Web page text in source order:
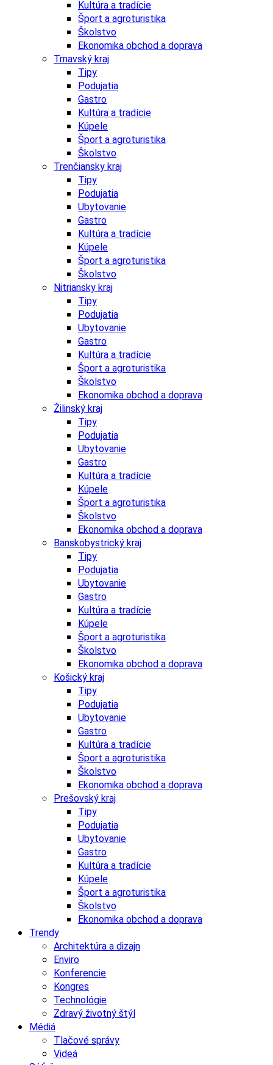
Kultúra a tradície
Šport a agroturistika
Školstvo
Ekonomika obchod a doprava
Trnavský kraj
Tipy
Podujatia
Gastro
Kultúra a tradície
Kúpele
Šport a agroturistika
Školstvo
Trenčiansky kraj
Tipy
Podujatia
Ubytovanie
Gastro
Kultúra a tradície
Kúpele
Šport a agroturistika
Školstvo
Nitriansky kraj
Tipy
Podujatia
Ubytovanie
Gastro
Kultúra a tradície
Šport a agroturistika
Školstvo
Ekonomika obchod a doprava
Žilinský kraj
Tipy
Podujatia
Ubytovanie
Gastro
Kultúra a tradície
Kúpele
Šport a agroturistika
Školstvo
Ekonomika obchod a doprava
Banskobystrický kraj
Tipy
Podujatia
Ubytovanie
Gastro
Kultúra a tradície
Kúpele
Šport a agroturistika
Školstvo
Ekonomika obchod a doprava
Košický kraj
Tipy
Podujatia
Ubytovanie
Gastro
Kultúra a tradície
Šport a agroturistika
Školstvo
Ekonomika obchod a doprava
Prešovský kraj
Tipy
Podujatia
Ubytovanie
Gastro
Kultúra a tradície
Kúpele
Šport a agroturistika
Školstvo
Ekonomika obchod a doprava
Trendy
Architektúra a dizajn
Enviro
Konferencie
Kongres
Technológie
Zdravý životný štýl
Médiá
Tlačové správy
Videá